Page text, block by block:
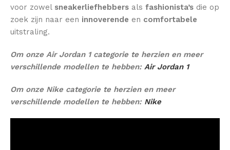
voor zowel sneakerliefhebbers als fashionista’s die op
zoek zijn naar een innoverende en comfortabele
uitstraling.
Om onze Air Jordan 1 categorie te herzien en meer
verschillende modellen te hebben: Air Jordan 1
Om onze Nike categorie te herzien en meer
verschillende modellen te hebben: Nike